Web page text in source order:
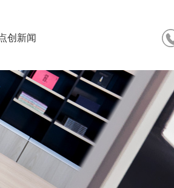
创新闻